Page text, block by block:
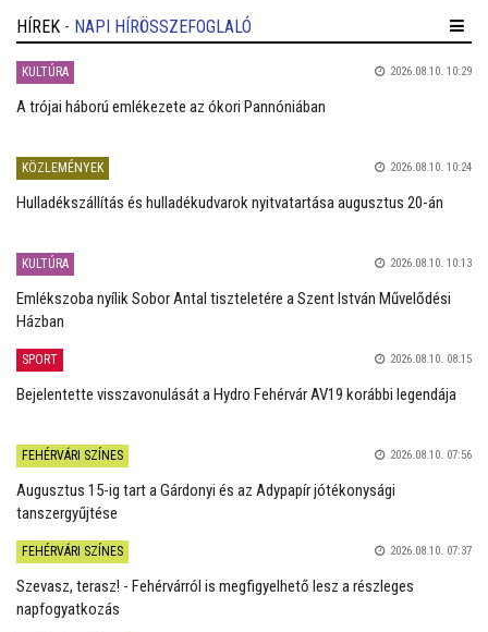
HÍREK - NAPI HÍRÖSSZEFOGLALÓ
KULTÚRA 2026.08.10. 10:29
A trójai háború emlékezete az ókori Pannóniában
KÖZLEMÉNYEK 2026.08.10. 10:24
Hulladékszállítás és hulladékudvarok nyitvatartása augusztus 20-án
KULTÚRA 2026.08.10. 10:13
Emlékszoba nyílik Sobor Antal tiszteletére a Szent István Művelődési
Házban
SPORT 2026.08.10. 08:15
Bejelentette visszavonulását a Hydro Fehérvár AV19 korábbi legendája
FEHÉRVÁRI SZÍNES 2026.08.10. 07:56
Augusztus 15-ig tart a Gárdonyi és az Adypapír jótékonysági
tanszergyűjtése
FEHÉRVÁRI SZÍNES 2026.08.10. 07:37
Szevasz, terasz! - Fehérvárról is megfigyelhető lesz a részleges
napfogyatkozás